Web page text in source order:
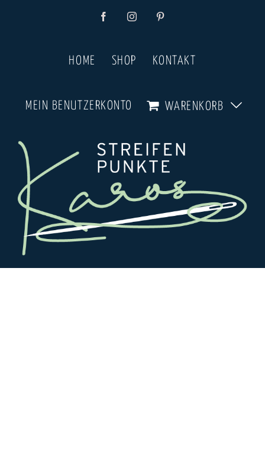
FacebookInstagramPinterest
HOME SHOP KONTAKT
MEIN BENUTZERKONTO WARENKORB